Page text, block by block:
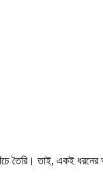
তৈরি। তাই, একই